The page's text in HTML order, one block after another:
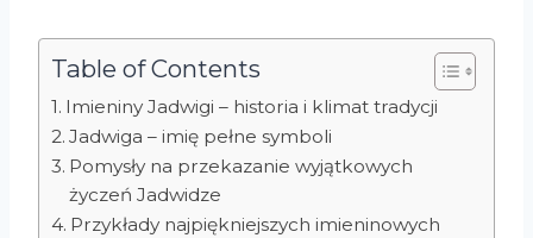
Table of Contents
Imieniny Jadwigi – historia i klimat tradycji
Jadwiga – imię pełne symboli
Pomysły na przekazanie wyjątkowych
życzeń Jadwidze
Przykłady najpiękniejszych imieninowych